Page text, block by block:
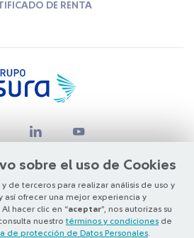
sobre el uso de Cookies
de terceros para realizar análisis de uso y
así ofrecer una mejor experiencia y
hacer clic en “aceptar”, nos autorizas su
nuestro términos y condiciones de
de protección de Datos Personales
DE RENTA
Grupo SURA 2026